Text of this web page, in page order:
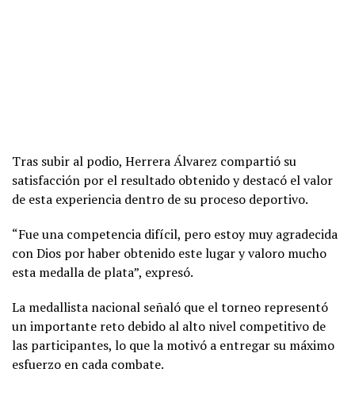
Tras subir al podio, Herrera Álvarez compartió su
satisfacción por el resultado obtenido y destacó el valor
de esta experiencia dentro de su proceso deportivo.
“Fue una competencia difícil, pero estoy muy agradecida
con Dios por haber obtenido este lugar y valoro mucho
esta medalla de plata”, expresó.
La medallista nacional señaló que el torneo representó
un importante reto debido al alto nivel competitivo de
las participantes, lo que la motivó a entregar su máximo
esfuerzo en cada combate.